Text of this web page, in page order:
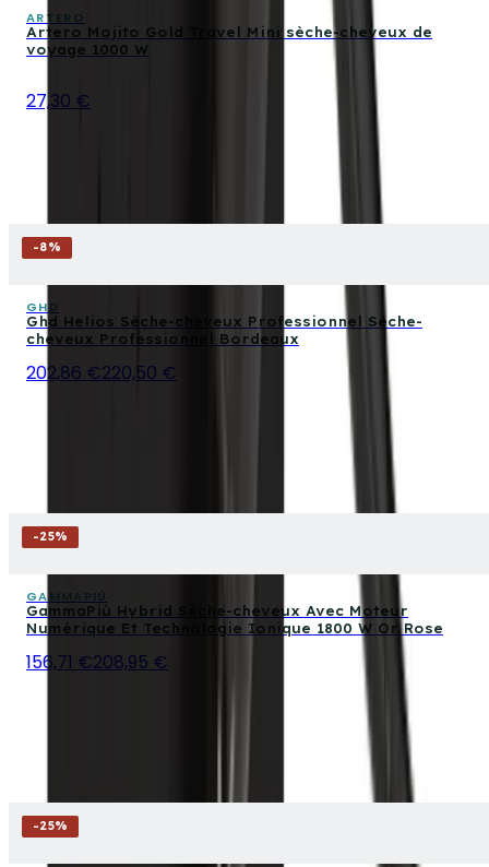
ARTERO
Artero Mojito Gold Travel Mini sèche-cheveux de
voyage 1000 W
27,30 €
-8%
GHD
Ghd Helios Sèche-cheveux Professionnel Sèche-
cheveux Professionnel Bordeaux
202,86 €220,50 €
-25%
GAMMAPIÙ
GammaPiù Hybrid Sèche-cheveux Avec Moteur
Numérique Et Technologie Ionique 1800 W Or Rose
156,71 €208,95 €
-25%